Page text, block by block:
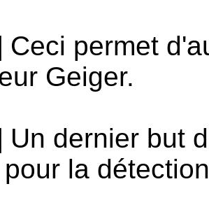
Ceci permet
Geiger.
Un dernier but
la